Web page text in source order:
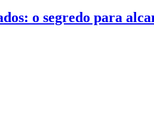
o segredo para